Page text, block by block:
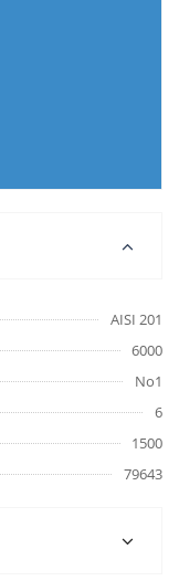
AISI 201
6000
No1
6
1500
79643